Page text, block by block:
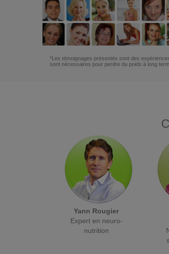
*Les témoignages présentés sont des
sont nécessaires pour perdre du poids à long
Yann Rougier
Expert en neuro-
nutrition